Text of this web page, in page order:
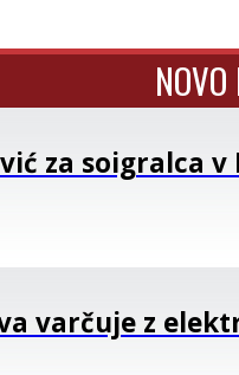
za soigralca
varčuje z